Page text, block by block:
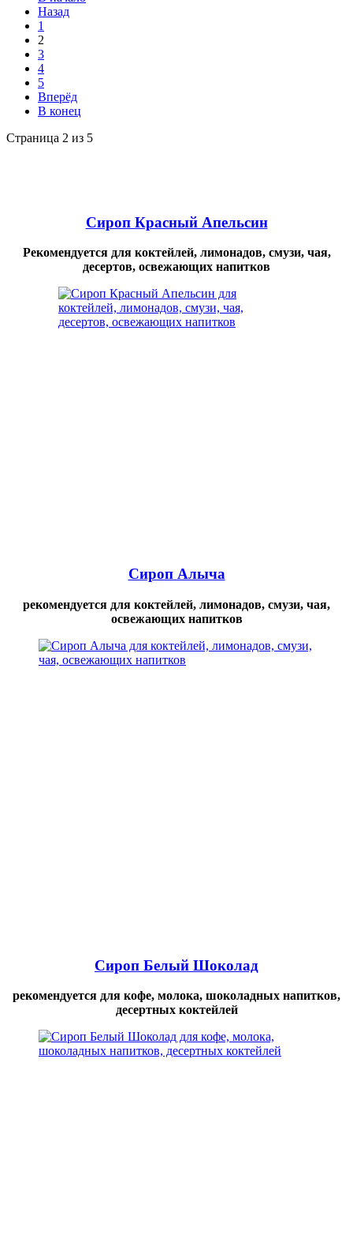
Назад
1
2
3
4
5
Вперёд
В конец
Страница 2 из 5
Сироп Красный Апельсин
Рекомендуется для коктейлей, лимонадов, смузи, чая,
десертов, освежающих напитков
Сироп Алыча
рекомендуется для коктейлей, лимонадов, смузи, чая,
освежающих напитков
Сироп Белый Шоколад
рекомендуется для кофе, молока, шоколадных напитков,
десертных коктейлей